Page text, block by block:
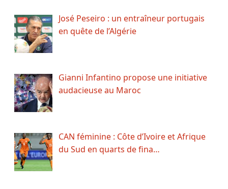
José Peseiro : un entraîneur portugais
en quête de l’Algérie
Gianni Infantino propose une initiative
audacieuse au Maroc
CAN féminine : Côte d’Ivoire et Afrique
du Sud en quarts de fina…